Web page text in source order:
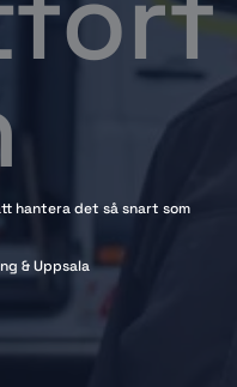
hantera det så snart som
& Uppsala